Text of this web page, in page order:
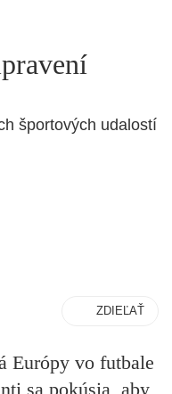
športových udalostí
ZDIEĽAŤ
Európy vo futbale
sa pokúsia, aby